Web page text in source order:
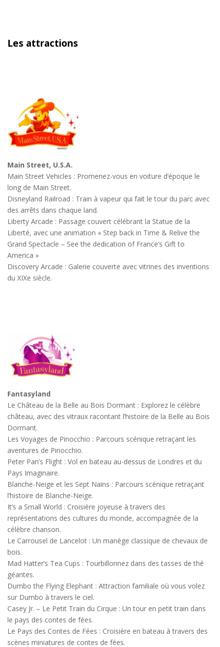
Les attractions
Main Street, U.S.A.
Main Street Vehicles : Promenez-vous en voiture d’époque le
long de Main Street.
Disneyland Railroad : Train à vapeur qui fait le tour du parc avec
des arrêts dans chaque land.
Liberty Arcade : Passage couvert célébrant la Statue de la
Liberté, avec une animation « Step back in Time & Relive the
Grand Spectacle – See the dedication of France’s Gift to
America »
Discovery Arcade : Galerie couverte avec vitrines des inventions
du XIXe siècle.
Fantasyland
Le Château de la Belle au Bois Dormant : Explorez le célèbre
château, avec des vitraux racontant l’histoire de la Belle au Bois
Dormant.
Les Voyages de Pinocchio : Parcours scénique retraçant les
aventures de Pinocchio.
Peter Pan’s Flight : Vol en bateau au-dessus de Londres et du
Pays Imaginaire.
Blanche-Neige et les Sept Nains : Parcours scénique retraçant
l’histoire de Blanche-Neige.
It’s a Small World : Croisière joyeuse à travers des
représentations des cultures du monde, accompagnée de la
célèbre chanson.
Le Carrousel de Lancelot : Un manège classique de chevaux de
bois.
Mad Hatter’s Tea Cups : Tourbillonnez dans des tasses de thé
géantes.
Dumbo the Flying Elephant : Attraction familiale où vous volez
sur Dumbo à travers le ciel.
Casey Jr. – Le Petit Train du Cirque : Un tour en petit train dans
le pays des contes de fées.
Le Pays des Contes de Fées : Croisière en bateau à travers des
scènes miniatures de contes de fées.